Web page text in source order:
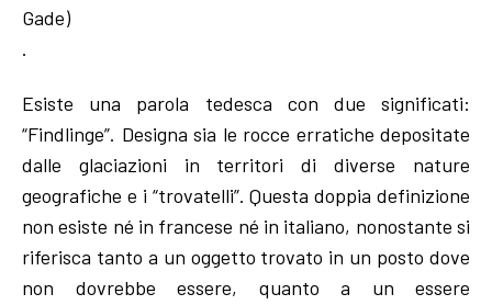
Gade)
.
Esiste una parola tedesca con due significati:
“Findlinge”. Designa sia le rocce erratiche depositate
dalle glaciazioni in territori di diverse nature
geografiche e i “trovatelli”. Questa doppia definizione
non esiste né in francese né in italiano, nonostante si
riferisca tanto a un oggetto trovato in un posto dove
non dovrebbe essere, quanto a un essere